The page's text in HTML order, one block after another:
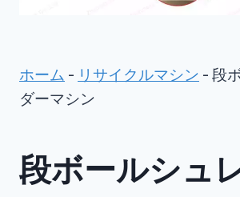
ホーム - リサイクルマシン - 段
ダーマシン
段ボールシュ